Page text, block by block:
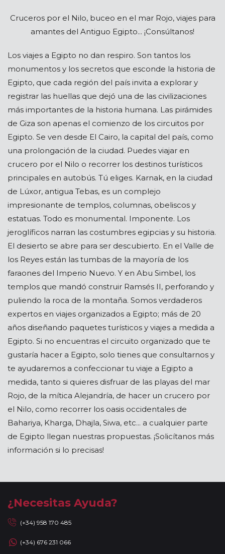
Cruceros por el Nilo, buceo en el mar Rojo, viajes para
amantes del Antiguo Egipto... ¡Consúltanos!
Los viajes a Egipto no dan respiro. Son tantos los
monumentos y los secretos que esconde la historia de
Egipto, que cada región del país invita a explorar y
registrar las huellas que dejó una de las civilizaciones
más importantes de la historia humana. Las pirámides
de Giza son apenas el comienzo de los circuitos por
Egipto. Se ven desde El Cairo, la capital del país, como
una prolongación de la ciudad. Puedes viajar en
crucero por el Nilo o recorrer los destinos turísticos
principales en autobús. Tú eliges. Karnak, en la ciudad
de Lúxor, antigua Tebas, es un complejo
impresionante de templos, columnas, obeliscos y
estatuas. Todo es monumental. Imponente. Los
jeroglíficos narran las costumbres egipcias y su historia.
El desierto se abre para ser descubierto. En el Valle de
los Reyes están las tumbas de la mayoría de los
faraones del Imperio Nuevo. Y en Abu Simbel, los
templos que mandó construir Ramsés II, perforando y
puliendo la roca de la montaña. Somos verdaderos
expertos en viajes organizados a Egipto; más de 20
años diseñando paquetes turísticos y viajes a medida a
Egipto. Si no encuentras el circuito organizado que te
gustaría hacer a Egipto, solo tienes que consultarnos y
te ayudaremos a confeccionar tu viaje a Egipto a
medida, tanto si quieres disfruar de las playas del mar
Rojo, de la mítica Alejandría, de hacer un crucero por
el Nilo, como recorrer los oasis occidentales de
Bahariya, Kharga, Dhajla, Siwa, etc... a cualquier parte
de Egipto llegan nuestras propuestas. ¡Solicítanos más
información si lo precisas!
¿Necesitas Ayuda?
(+34) 958 170 485
(+34) 676 231 066